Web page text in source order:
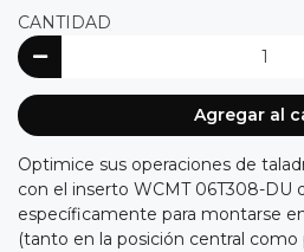
CANTIDAD
Agregar al
Optimice sus operaciones de
con el inserto WCMT 06T308-DU
específicamente para montarse
(tanto en la posición central como